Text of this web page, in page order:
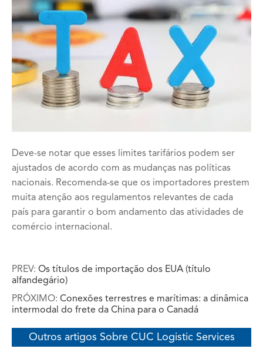
Deve-se notar que esses limites tarifários podem ser
ajustados de acordo com as mudanças nas políticas
nacionais. Recomenda-se que os importadores prestem
muita atenção aos regulamentos relevantes de cada
país para garantir o bom andamento das atividades de
comércio internacional.
PREV: Os títulos de importação dos EUA (título
alfandegário)
PRÓXIMO: Conexões terrestres e marítimas: a dinâmica
intermodal do frete da China para o Canadá
Outros artigos Sobre CUC Logistic Services